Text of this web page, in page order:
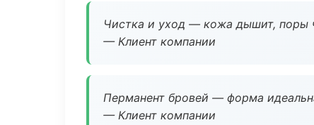
Чистка и уход — кожа дышит, поры
— Клиент компании
Перманент бровей — форма
— Клиент компании